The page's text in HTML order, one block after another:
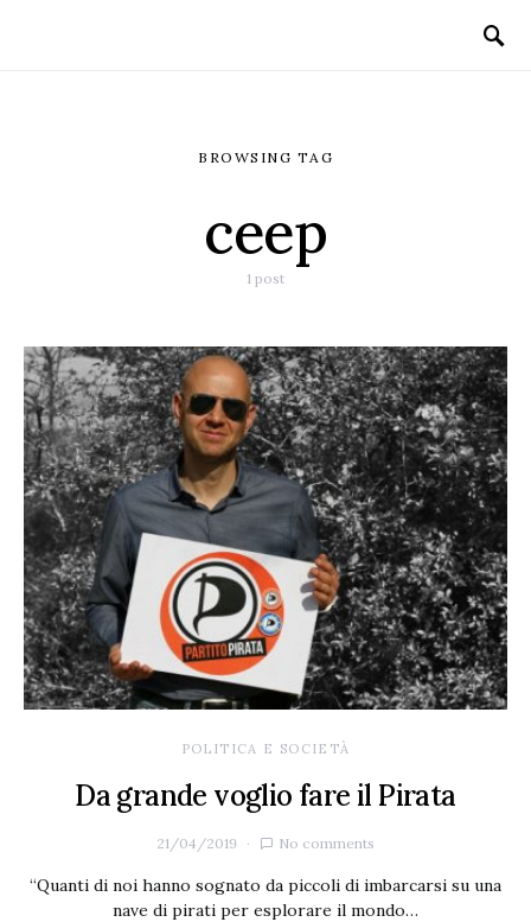
BROWSING TAG
ceep
1 post
POLITICA E SOCIETÀ
Da grande voglio fare il Pirata
21/04/2019 No comments
“Quanti di noi hanno sognato da piccoli di imbarcarsi su una
nave di pirati per esplorare il mondo…